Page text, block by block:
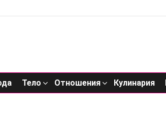
Тело Отношения Кулинария